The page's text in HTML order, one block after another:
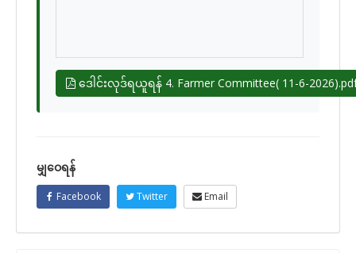
ဒေါင်းလုဒ်ရယူရန် 4. Farmer Committee( 11-6-
မျှဝေရန်
Facebook Twitter Email